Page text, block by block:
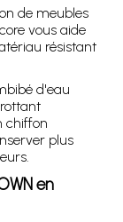
de meubles
vous aide
résistant
d'eau
chiffon
plus
en